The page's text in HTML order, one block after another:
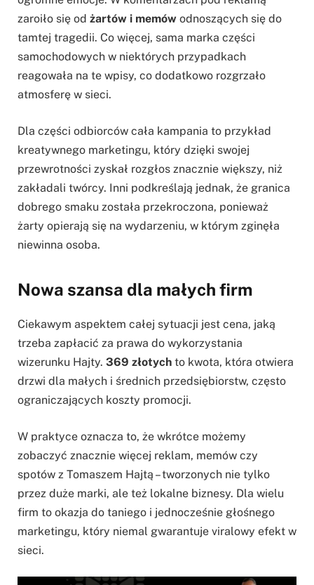
zaroiło się od żartów i memów odnoszących się do
tamtej tragedii. Co więcej, sama marka części
samochodowych w niektórych przypadkach
reagowała na te wpisy, co dodatkowo rozgrzało
atmosferę w sieci.
Dla części odbiorców cała kampania to przykład
kreatywnego marketingu, który dzięki swojej
przewrotności zyskał rozgłos znacznie większy, niż
zakładali twórcy. Inni podkreślają jednak, że granica
dobrego smaku została przekroczona, ponieważ
żarty opierają się na wydarzeniu, w którym zginęła
niewinna osoba.
Nowa szansa dla małych firm
Ciekawym aspektem całej sytuacji jest cena, jaką
trzeba zapłacić za prawa do wykorzystania
wizerunku Hajty. 369 złotych to kwota, która otwiera
drzwi dla małych i średnich przedsiębiorstw, często
ograniczających koszty promocji.
W praktyce oznacza to, że wkrótce możemy
zobaczyć znacznie więcej reklam, memów czy
spotów z Tomaszem Hajtą – tworzonych nie tylko
przez duże marki, ale też lokalne biznesy. Dla wielu
firm to okazja do taniego i jednocześnie głośnego
marketingu, który niemal gwarantuje viralowy efekt w
sieci.